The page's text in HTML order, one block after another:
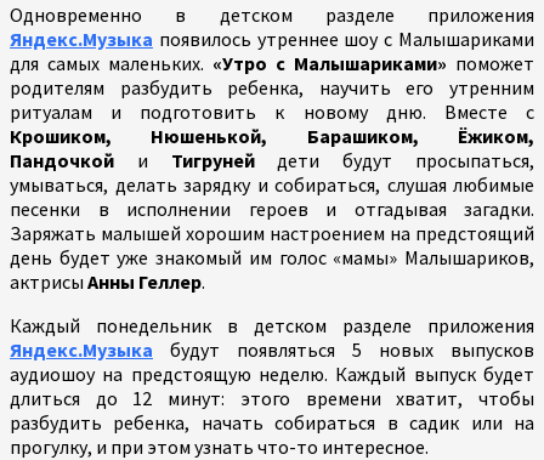
Одновременно в детском разделе приложения
Яндекс.Музыка появилось утреннее шоу с Малышариками
для самых маленьких. «Утро с Малышариками» поможет
родителям разбудить ребенка, научить его утренним
ритуалам и подготовить к новому дню. Вместе с
Крошиком, Нюшенькой, Барашиком, Ёжиком,
Пандочкой и Тигрунейдети будут просыпаться,
умываться, делать зарядку и собираться, слушая любимые
песенки в исполнении героев и отгадывая загадки.
Заряжать малышей хорошим настроением на предстоящий
день будет уже знакомый им голос «мамы» Малышариков,
актрисы Анны Геллер.
Каждый понедельник в детском разделе приложения
Яндекс.Музыка будут появляться 5 новых выпусков
аудиошоу на предстоящую неделю. Каждый выпуск будет
длиться до 12 минут: этого времени хватит, чтобы
разбудить ребенка, начать собираться в садик или на
прогулку, и при этом узнать что-то интересное.